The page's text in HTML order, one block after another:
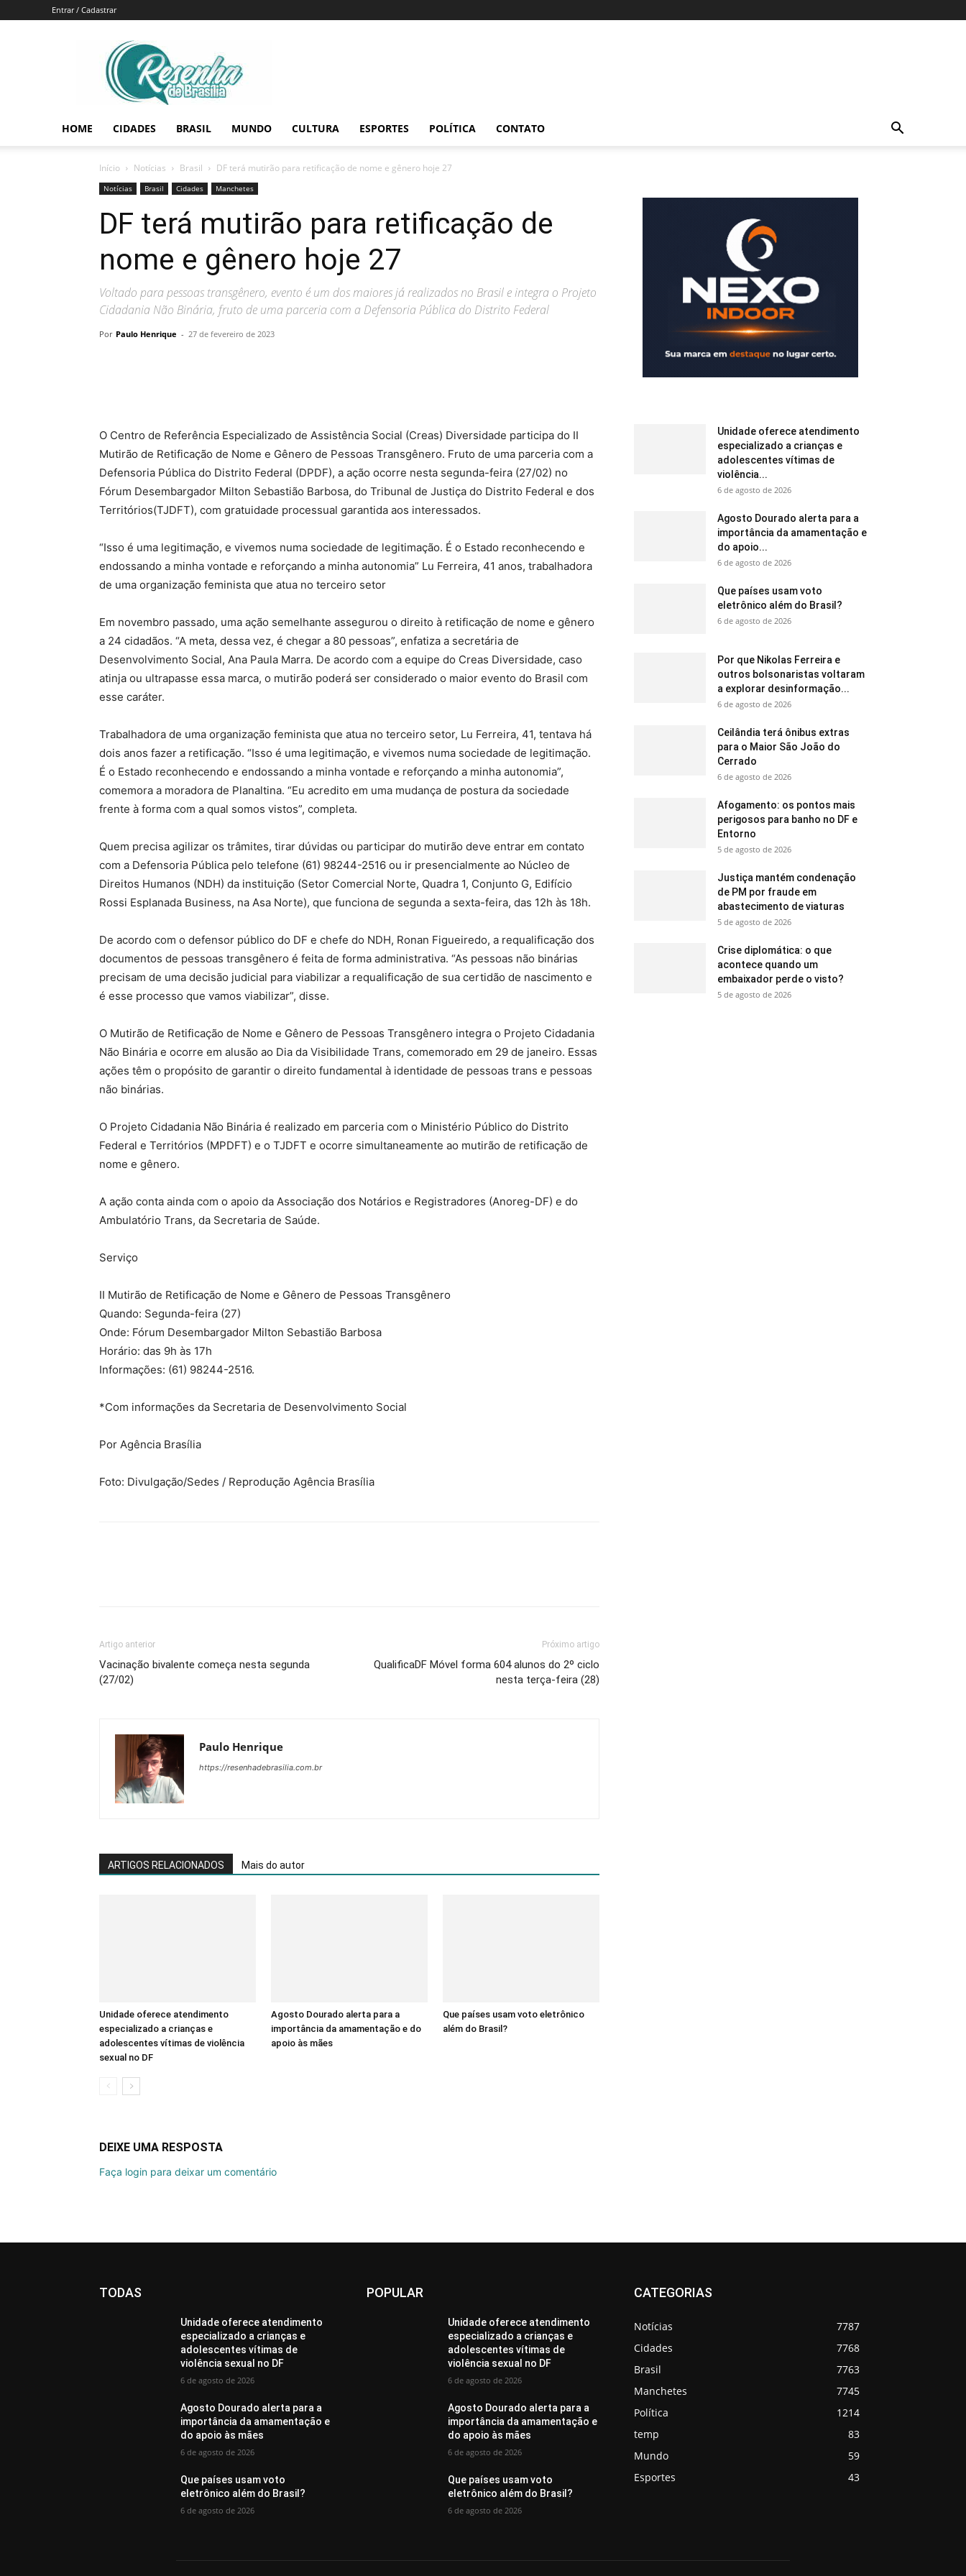
Entrar / Cadastrar
de
Brasília
HOME CIDADES BRASIL MUNDO CULTURA ESPORTES POLÍTICA CONTATO
Início Notícias Brasil DF terá mutirão para retificação de nome e gênero hoje 27
Notícias Brasil Cidades Manchetes
DF terá mutirão para retificação de
nome e gênero hoje 27
Voltado para pessoas transgênero, evento é um dos maiores já realizados no Brasil e integra o Projeto
Cidadania Não Binária, fruto de uma parceria com a Defensoria Pública do Distrito Federal
Por Paulo Henrique - 27 de fevereiro de 2023
O Centro de Referência Especializado de Assistência Social (Creas) Diversidade participa do II
Mutirão de Retificação de Nome e Gênero de Pessoas Transgênero. Fruto de uma parceria com a
Defensoria Pública do Distrito Federal (DPDF), a ação ocorre nesta segunda-feira (27/02) no
Fórum Desembargador Milton Sebastião Barbosa, do Tribunal de Justiça do Distrito Federal e dos
Territórios(TJDFT), com gratuidade processual garantida aos interessados.
“Isso é uma legitimação, e vivemos numa sociedade de legitimação. É o Estado reconhecendo e
endossando a minha vontade e reforçando a minha autonomia” Lu Ferreira, 41 anos, trabalhadora
de uma organização feminista que atua no terceiro setor
Em novembro passado, uma ação semelhante assegurou o direito à retificação de nome e gênero
a 24 cidadãos. “A meta, dessa vez, é chegar a 80 pessoas”, enfatiza a secretária de
Desenvolvimento Social, Ana Paula Marra. De acordo com a equipe do Creas Diversidade, caso
atinja ou ultrapasse essa marca, o mutirão poderá ser considerado o maior evento do Brasil com
esse caráter.
Trabalhadora de uma organização feminista que atua no terceiro setor, Lu Ferreira, 41, tentava há
dois anos fazer a retificação. “Isso é uma legitimação, e vivemos numa sociedade de legitimação.
É o Estado reconhecendo e endossando a minha vontade e reforçando a minha autonomia”,
comemora a moradora de Planaltina. “Eu acredito em uma mudança de postura da sociedade
frente à forma com a qual somos vistos”, completa.
Quem precisa agilizar os trâmites, tirar dúvidas ou participar do mutirão deve entrar em contato
com a Defensoria Pública pelo telefone (61) 98244-2516 ou ir presencialmente ao Núcleo de
Direitos Humanos (NDH) da instituição (Setor Comercial Norte, Quadra 1, Conjunto G, Edifício
Rossi Esplanada Business, na Asa Norte), que funciona de segunda a sexta-feira, das 12h às 18h.
De acordo com o defensor público do DF e chefe do NDH, Ronan Figueiredo, a requalificação dos
documentos de pessoas transgênero é feita de forma administrativa. “As pessoas não binárias
precisam de uma decisão judicial para viabilizar a requalificação de sua certidão de nascimento e
é esse processo que vamos viabilizar”, disse.
O Mutirão de Retificação de Nome e Gênero de Pessoas Transgênero integra o Projeto Cidadania
Não Binária e ocorre em alusão ao Dia da Visibilidade Trans, comemorado em 29 de janeiro. Essas
ações têm o propósito de garantir o direito fundamental à identidade de pessoas trans e pessoas
não binárias.
O Projeto Cidadania Não Binária é realizado em parceria com o Ministério Público do Distrito
Federal e Territórios (MPDFT) e o TJDFT e ocorre simultaneamente ao mutirão de retificação de
nome e gênero.
A ação conta ainda com o apoio da Associação dos Notários e Registradores (Anoreg-DF) e do
Ambulatório Trans, da Secretaria de Saúde.
Serviço
II Mutirão de Retificação de Nome e Gênero de Pessoas Transgênero
Quando: Segunda-feira (27)
Onde: Fórum Desembargador Milton Sebastião Barbosa
Horário: das 9h às 17h
Informações: (61) 98244-2516.
*Com informações da Secretaria de Desenvolvimento Social
Por Agência Brasília
Foto: Divulgação/Sedes / Reprodução Agência Brasília
Artigo anterior
Vacinação bivalente começa nesta segunda
(27/02)
Próximo artigo
QualificaDF Móvel forma 604 alunos do 2º ciclo
nesta terça-feira (28)
Paulo Henrique
https://resenhadebrasilia.com.br
ARTIGOS RELACIONADOS Mais do autor
Unidade oferece atendimento
especializado a crianças e
adolescentes vítimas de violência
sexual no DF
Agosto Dourado alerta para a
importância da amamentação e do
apoio às mães
Que países usam voto eletrônico
além do Brasil?
DEIXE UMA RESPOSTA
Faça login para deixar um comentário
Unidade oferece atendimento
especializado a crianças e
adolescentes vítimas de
violência...
6 de agosto de 2026
Agosto Dourado alerta para a
importância da amamentação e
do apoio...
6 de agosto de 2026
Que países usam voto
eletrônico além do Brasil?
6 de agosto de 2026
Por que Nikolas Ferreira e
outros bolsonaristas voltaram
a explorar desinformação...
6 de agosto de 2026
Ceilândia terá ônibus extras
para o Maior São João do
Cerrado
6 de agosto de 2026
Afogamento: os pontos mais
perigosos para banho no DF e
Entorno
5 de agosto de 2026
Justiça mantém condenação
de PM por fraude em
abastecimento de viaturas
5 de agosto de 2026
Crise diplomática: o que
acontece quando um
embaixador perde o visto?
5 de agosto de 2026
TODAS
Unidade oferece atendimento
especializado a crianças e
adolescentes vítimas de
violência sexual no DF
6 de agosto de 2026
Agosto Dourado alerta para a
importância da amamentação e
do apoio às mães
6 de agosto de 2026
Que países usam voto
eletrônico além do Brasil?
6 de agosto de 2026
POPULAR
Unidade oferece atendimento
especializado a crianças e
adolescentes vítimas de
violência sexual no DF
6 de agosto de 2026
Agosto Dourado alerta para a
importância da amamentação e
do apoio às mães
6 de agosto de 2026
Que países usam voto
eletrônico além do Brasil?
6 de agosto de 2026
CATEGORIAS
Notícias
7787
Cidades
7768
Brasil
7763
Manchetes
7745
Política
1214
temp
83
Mundo
59
Esportes
43